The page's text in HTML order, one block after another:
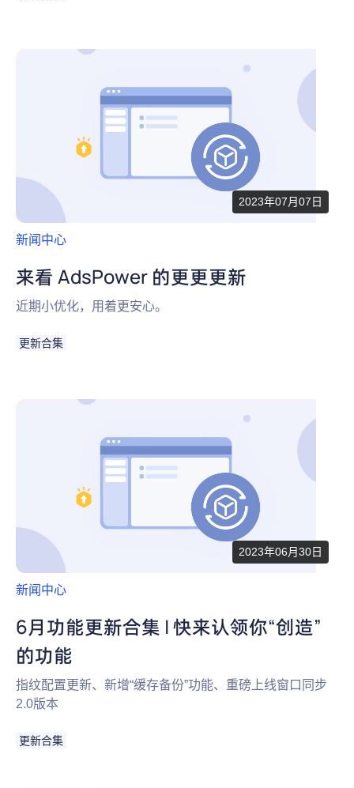
2023年07月07日
新闻中心
来看 AdsPower 的更更更新
近期小优化，用着更安心。
更新合集
2023年06月30日
新闻中心
6月功能更新合集 | 快来认领你“创造”
的功能
指纹配置更新、新增“缓存备份”功能、重磅上线窗口同步
2.0版本
更新合集